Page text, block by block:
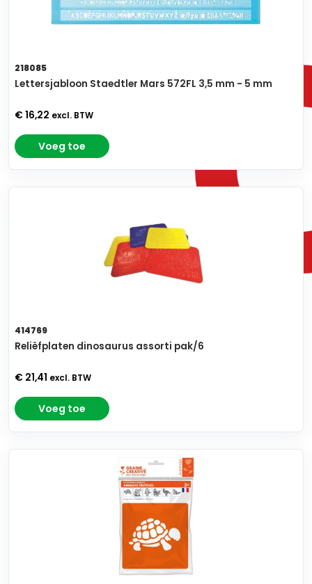
218085
Lettersjabloon Staedtler Mars 572FL 3,5 mm - 5 mm
€ 16,22 excl. BTW
Voeg toe
414769
Reliëfplaten dinosaurus assorti pak/6
€ 21,41 excl. BTW
Voeg toe